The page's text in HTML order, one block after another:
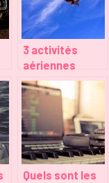
3 activités
aériennes
intenses pour
se distraire
Quels sont les